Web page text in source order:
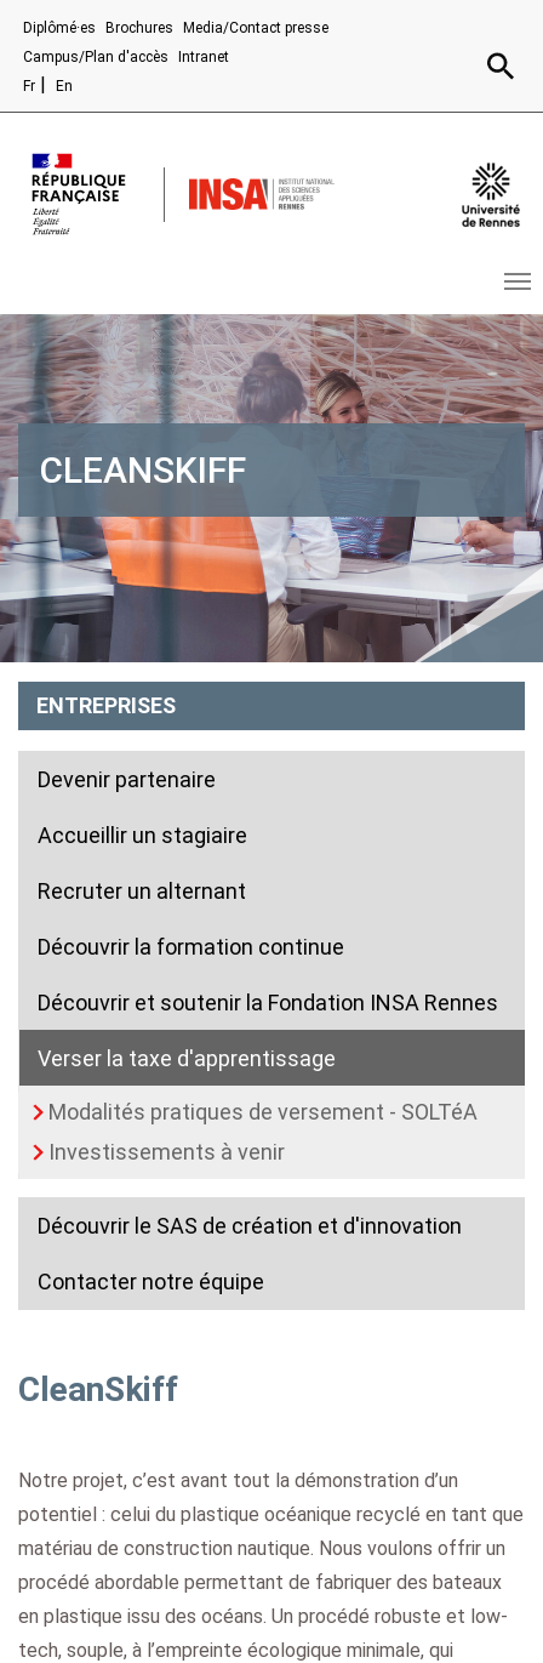
Diplômé·es Brochures
Media/Contact presse
Campus/Plan d'accès
Intranet
Fr
En
CLEANSKIFF
ENTREPRISES
Devenir partenaire
Accueillir un stagiaire
Recruter un alternant
Découvrir la formation continue
Découvrir et soutenir la Fondation INSA Rennes
Verser la taxe d'apprentissage
Modalités pratiques de versement - SOLTéA
Investissements à venir
Découvrir le SAS de création et d'innovation
Contacter notre équipe
CleanSkiff
Notre projet, c’est avant tout la démonstration d’un
potentiel : celui du plastique océanique recyclé en tant que
matériau de construction nautique. Nous voulons offrir un
procédé abordable permettant de fabriquer des bateaux
en plastique issu des océans. Un procédé robuste et low-
tech, souple, à l’empreinte écologique minimale, qui